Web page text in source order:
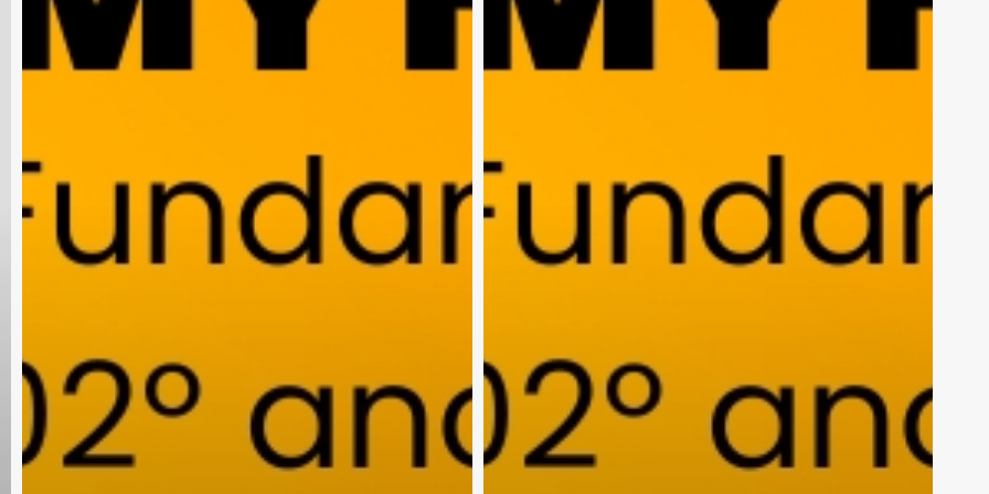
e fique por dentro das novidades!